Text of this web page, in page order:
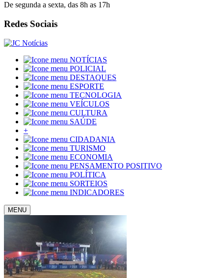
De segunda a sexta, das 8h as 17h
Redes Sociais
NOTÍCIAS
POLICIAL
DESTAQUES
ESPORTE
TECNOLOGIA
VEÍCULOS
CULTURA
SAÚDE
+
CIDADANIA
TURISMO
ECONOMIA
PENSAMENTO POSITIVO
POLÍTICA
SORTEIOS
INDICADORES
MENU